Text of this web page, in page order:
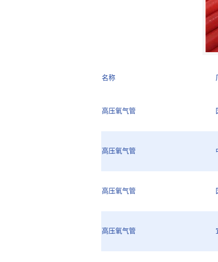
名称
高压氧气管
高压氧气管
高压氧气管
高压氧气管